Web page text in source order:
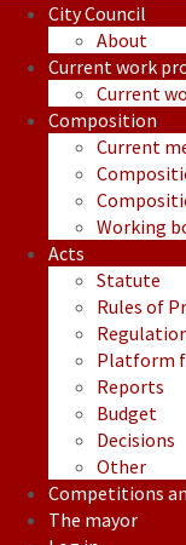
City Council
About
Current work
Current
Composition
Current
Working
Acts
Statute
Rules of
Platform
Reports
Budget
Decisions
Other
Competitions
The mayor